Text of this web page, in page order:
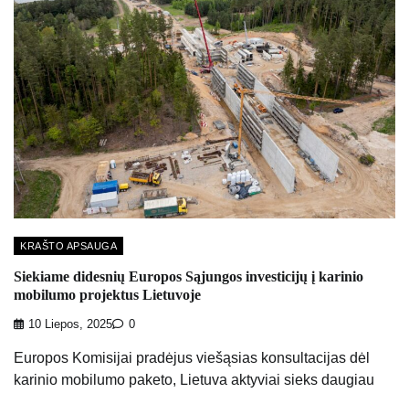
KRAŠTO APSAUGA
Siekiame didesnių Europos Sąjungos investicijų į karinio
mobilumo projektus Lietuvoje
10 Liepos, 2025 0
Europos Komisijai pradėjus viešąsias konsultacijas dėl
karinio mobilumo paketo, Lietuva aktyviai sieks daugiau